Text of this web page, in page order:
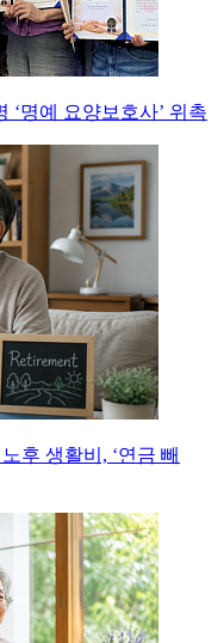
‘명예 요양보호사’ 위촉
후 생활비, ‘연금 빼